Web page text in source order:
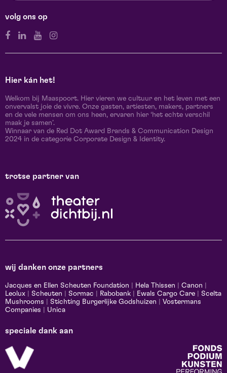
volg ons op
Hier kán het!
Welkom bij Maaspoort. Hier vieren we cultuur en het leven met een
onvervalst joie de vivre. Onze gasten, artiesten, makers, partners
en de vele mensen om ons heen, ervaren hier ‘het echte verschil
maak je samen’.
Winnaar van de Red Dot Award Brands & Communication Design
2024 in de categorie Corporate Design & Identity.
trotse partner van
wij danken onze partners
Jacques en Ellen Scheuten Foundation Hela Thissen Canon
Leolux
Scheuten Sormac Rabobank Ewals Cargo Care
Scelta
Mushrooms
Stichting Burgerlijke Godshuizen
Vostermans
Companies
Unica
speciale dank aan